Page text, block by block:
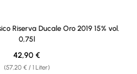
Riserva Ducale Oro 2019 15% vol.
0,75l
(57,20 € / 1 Liter)
Regulärer Preis:
42,90 €